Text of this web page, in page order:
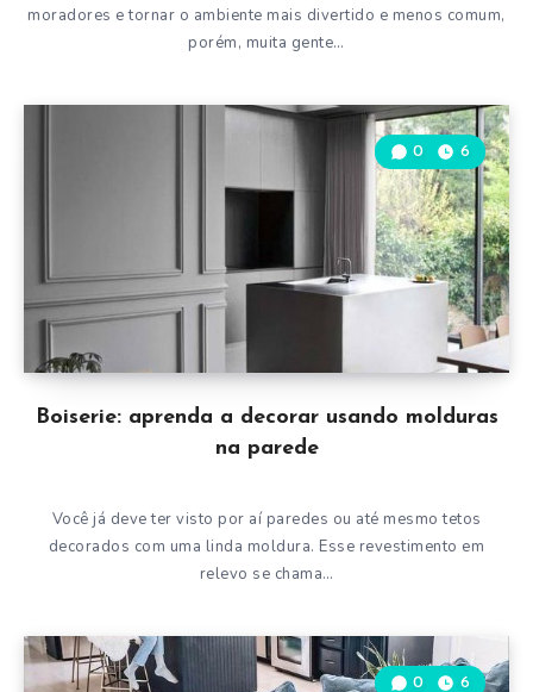
moradores e tornar o ambiente mais divertido e menos comum,
porém, muita gente…
Boiserie: aprenda a decorar usando molduras
na parede
0 6
Você já deve ter visto por aí paredes ou até mesmo tetos
decorados com uma linda moldura. Esse revestimento em
relevo se chama…
0 6